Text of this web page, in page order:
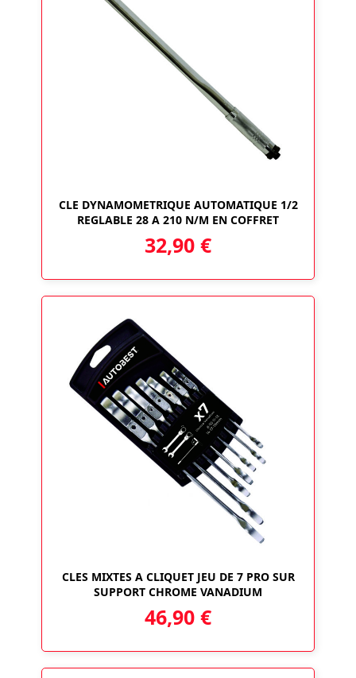
CLE DYNAMOMETRIQUE AUTOMATIQUE 1/2
REGLABLE 28 A 210 N/M EN COFFRET
32,90 €
CLES MIXTES A CLIQUET JEU DE 7 PRO SUR
SUPPORT CHROME VANADIUM
46,90 €